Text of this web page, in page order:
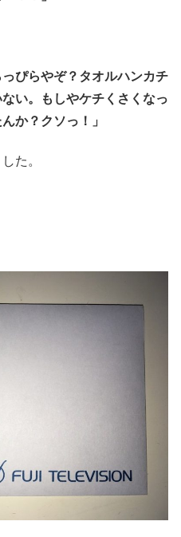
ぴらやぞ？タオルハンカチ
い。もしやケチくさくなっ
か？クソっ！」
た。